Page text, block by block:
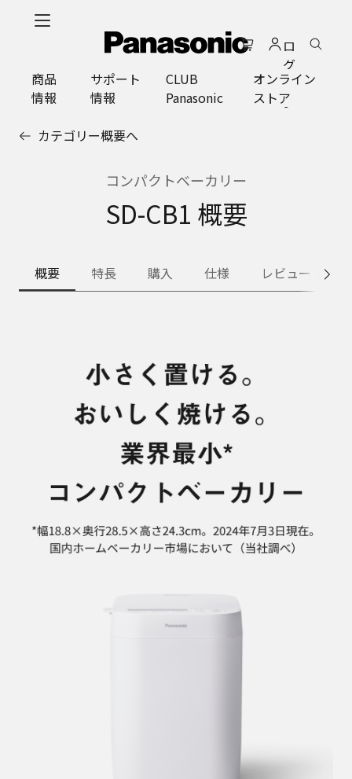
ロ
グ
イ
ン
商品
情報
サポート
情報
CLUB
Panasonic
オンライン
ストア
カテゴリー概要へ
コンパクトベーカリー
SD-CB1 概要
概要 特長 購入 仕様 レビュー